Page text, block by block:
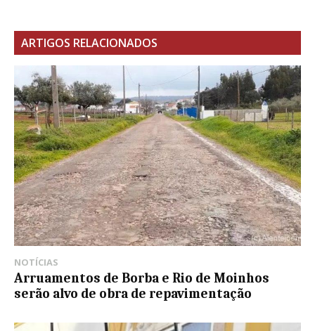
ARTIGOS RELACIONADOS
NOTÍCIAS
Arruamentos de Borba e Rio de Moinhos
serão alvo de obra de repavimentação